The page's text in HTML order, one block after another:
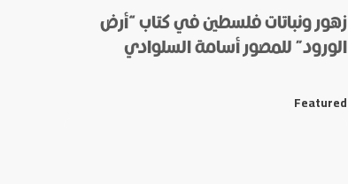
زهور ونباتات فلسطين في كتاب “أرض
الورود” للمصور أسامة السلوادي
Featured